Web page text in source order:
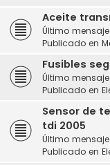
Aceite
Último
Publicado en
Fusibles
Último
Publicado en
Sensor de
tdi 2005
Último
Publicado en